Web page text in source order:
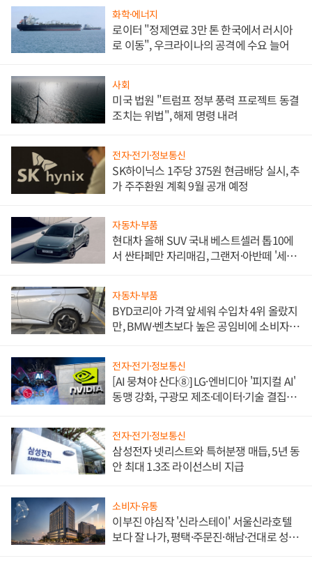
화학·에너지
로이터 "정제연료 3만 톤 한국에서 러시아
로 이동", 우크라이나의 공격에 수요 늘어
사회
미국 법원 "트럼프 정부 풍력 프로젝트 동결
조치는 위법", 해제 명령 내려
전자·전기·정보통신
SK하이닉스 1주당 375원 현금배당 실시, 추
가 주주환원 계획 9월 공개 예정
자동차·부품
현대차 올해 SUV 국내 베스트셀러 톱10에
서 싼타페만 자리매김, 그랜저·아반떼 '세단
자동차·부품
BYD코리아 가격 앞세워 수입차 4위 올랐지
만, BMW·벤츠보다 높은 공임비에 소비자
전자·전기·정보통신
[AI 뭉쳐야 산다⑧] LG·엔비디아 '피지컬 AI'
동맹 강화, 구광모 제조·데이터·기술 결집
전자·전기·정보통신
삼성전자 넷리스트와 특허분쟁 매듭, 5년 동
안 최대 1.3조 라이선스비 지급
소비자·유통
이부진 야심작 '신라스테이' 서울신라호텔
보다 잘 나가, 평택·주문진·해남·건대로 성